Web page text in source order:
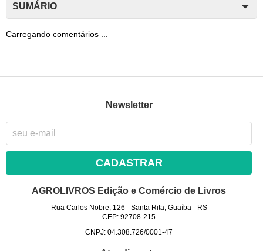
SUMÁRIO
Carregando comentários ...
Newsletter
CADASTRAR
AGROLIVROS Edição e Comércio de Livros
Rua Carlos Nobre, 126 - Santa Rita, Guaíba- RS
CEP: 92708-215
CNPJ: 04.308.726/0001-47